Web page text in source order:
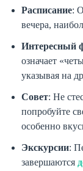
Расписание:
вечера,
Интересный
означает
указывая на
Совет: Не
попробуйте
особенно
Экскурсии:
завершаются